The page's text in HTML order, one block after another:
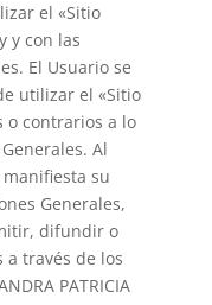
el «Sitio
y con las
El Usuario se
utilizar el «Sitio
o contrarios a lo
Al
su
Generales,
difundir o
través de los
PATRICIA